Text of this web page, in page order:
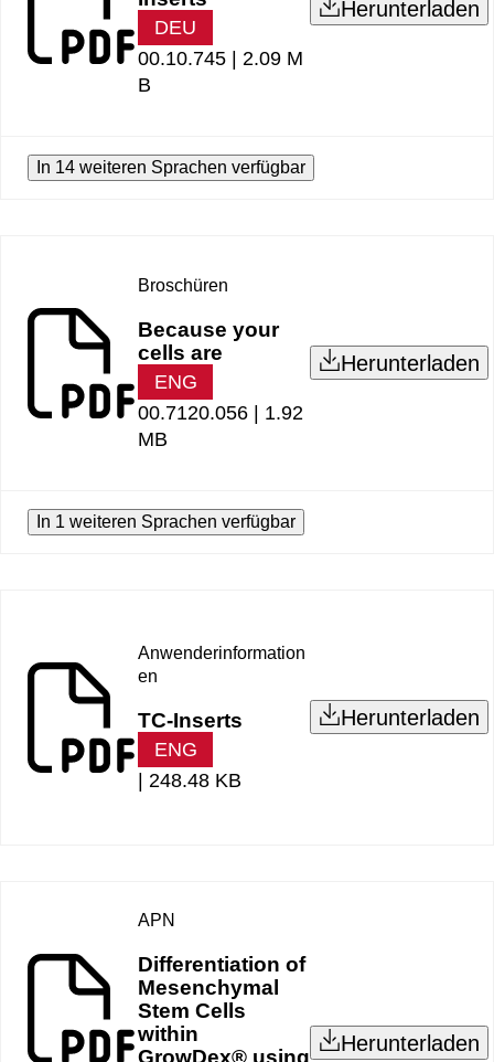
DEU
00.10.745 | 2.09 M
B
Herunterladen
In 14 weiteren Sprachen verfügbar
Broschüren
Because your
cells are
ENG
00.7120.056 | 1.92
MB
Herunterladen
In 1 weiteren Sprachen verfügbar
Anwenderinformation
en
TC-Inserts
ENG
| 248.48 KB
Herunterladen
APN
Differentiation of
Mesenchymal
Stem Cells
within
GrowDex® using
Herunterladen